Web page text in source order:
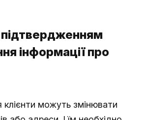
інформації про
можуть змінювати